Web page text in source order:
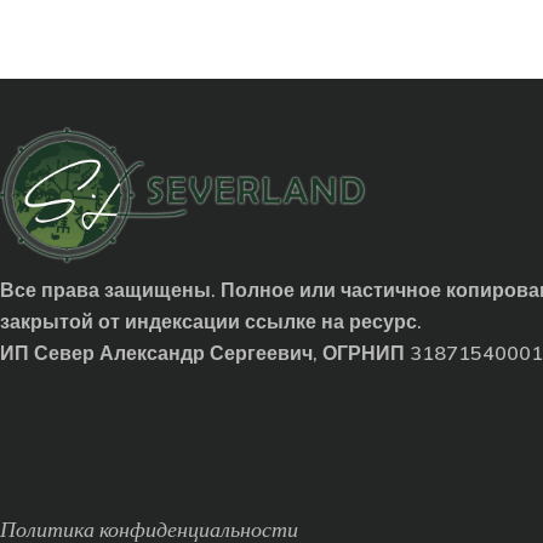
Все права защищены. Полное или частичное
закрытой от индексации ссылке на ресурс.
ИП Север Александр Сергеевич, ОГРНИП
Политика конфиденциальности